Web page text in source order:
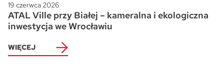
19 czerwca 2026
ATAL Ville przy Białej – kameralna i ekologiczna
inwestycja we Wrocławiu
WIĘCEJ